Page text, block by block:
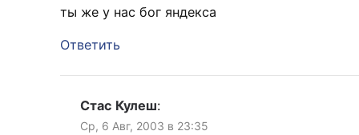
ты же у нас бог яндекса
Ответить
Стас Кулеш:
Ср, 6 Авг, 2003 в 23:35